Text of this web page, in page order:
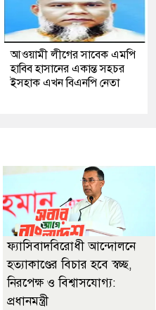
আওয়ামী লীগের সাবেক এমপি
হাবিব হাসানের একান্ত সহচর
ইসহাক এখন বিএনপি নেতা
ফ্যাসিবাদবিরোধী আন্দোলনে
হত্যাকাণ্ডের বিচার হবে স্বচ্ছ,
নিরপেক্ষ ও বিশ্বাসযোগ্য:
প্রধানমন্ত্রী